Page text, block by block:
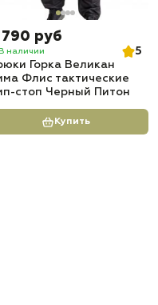
790 руб
В наличии
5
Горка Великан
Флис тактические
стоп Черный Питон
Купить